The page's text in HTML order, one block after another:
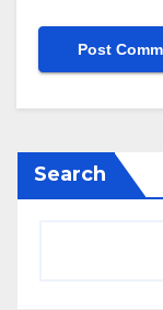
Search